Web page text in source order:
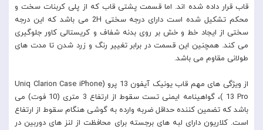
قاب قرار داده شده اند. اما قسمت پشتی قاب که از پلی کربنات سخت و
محکم تشکیل شده است دارای درجه سختی 2H می باشد که این درجه
سختی از ایجاد خط و خش بر روی بدنه شفاف و کریستالی کاور جلوگیری
می کند. همچنین این قسمت در برابر تغییر رنگ و زرد شدن تا مدت های
طولانی مقاوم می باشد.
از ویژگی های مهم قاب یونیک آیفون 13 پرو (Uniq Clarion Case iPhone
13 Pro )، گواهینامه ایمنی تست سقوط از ارتفاع 3 متری (10 فوت) می
باشد که تضمین کننده حداقل ضربه وارده به گوشی هنگام سقوط از ارتفاع
است. کلاریون دارای لبه های برجسته برای محافظت از لنز های دوربین در